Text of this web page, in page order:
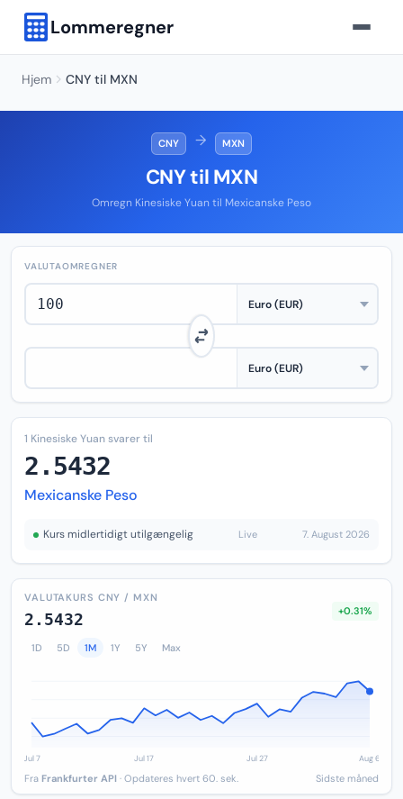
Lommeregner
Hjem CNY til MXN
CNY → MXN
CNY til MXN
Omregn Kinesiske Yuan til Mexicanske Peso
VALUTAOMREGNER
1 Kinesiske Yuan svarer til
2.5432
Mexicanske Peso
Kurs midlertidigt utilgængelig Live 7. August 2026
VALUTAKURS CNY / MXN
2.5432 +0.31%
1D 5D 1M 1Y 5Y Max
Fra Frankfurter API · Opdateres hvert 60. sek. Sidste måned